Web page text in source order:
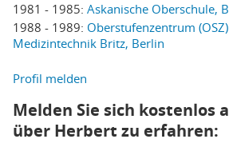
1981 - 1985: Askanische Oberschule,
1988 - 1989: Oberstufenzentrum
Medizintechnik Britz, Berlin
Profil melden
Melden Sie sich kostenlos
über Herbert zu erfahren: